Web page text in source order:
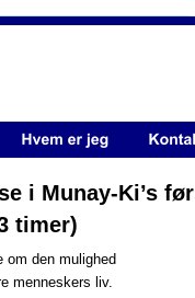
i Munay-Ki’s
timer)
om den mulighed
menneskers liv.